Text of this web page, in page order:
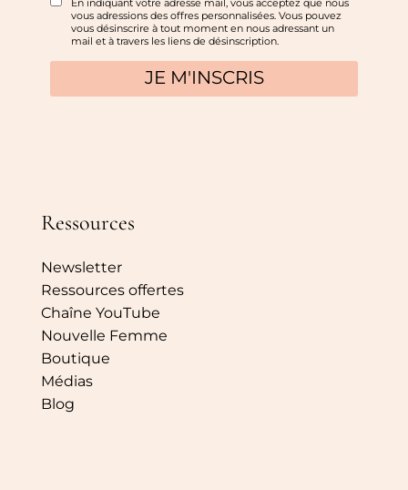
Ressources
Newsletter
Ressources offertes
Chaîne YouTube
Nouvelle Femme
Boutique
Médias
Blog